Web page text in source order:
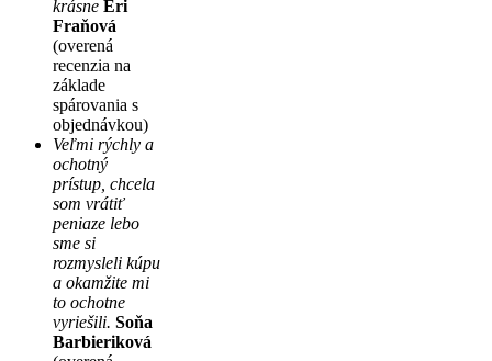
krásne Eri
Fraňová
(overená
recenzia na
základe
spárovania s
objednávkou)
Veľmi rýchly a
ochotný
prístup, chcela
som vrátiť
peniaze lebo
sme si
rozmysleli kúpu
a okamžite mi
to ochotne
vyriešili. Soňa
Barbieriková